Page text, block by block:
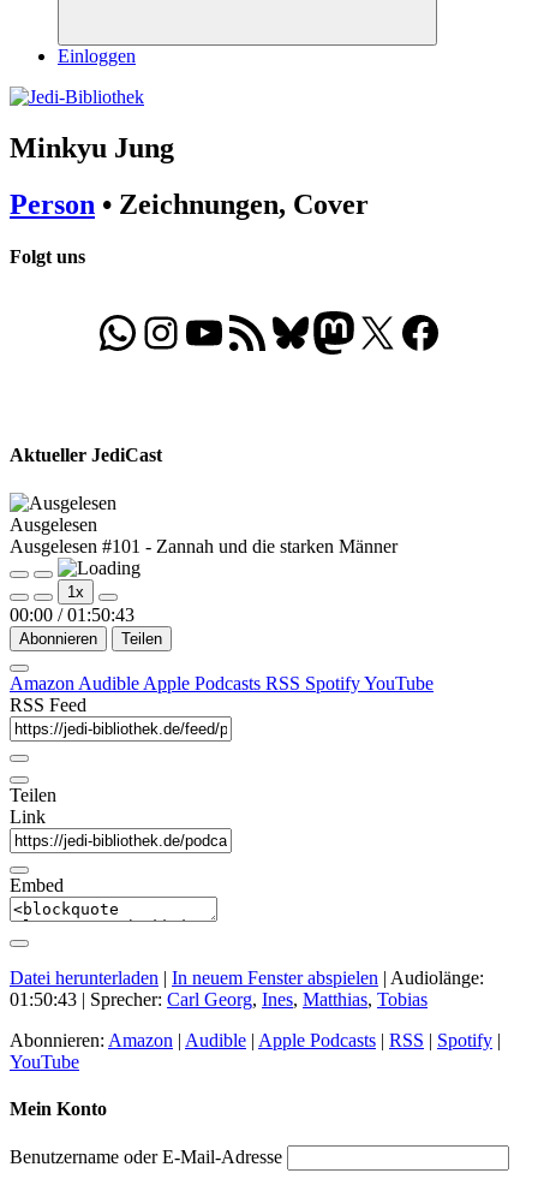
Suchen
Einloggen
Minkyu Jung
Person • Zeichnungen, Cover
Folgt uns
WhatsApp
Folgt uns auf Instagram
Besucht unseren YouTube-Kanal
RSS-FeedBluesky
Folgt uns auf Mastodon
X Folgt uns auf
Aktueller JediCast
Ausgelesen
Ausgelesen #101 - Zannah und die starken Männer
Play
Episode
Pause
Episode
1x
00:00 / 01:50:43
Abonnieren Teilen
Amazon Audible Apple Podcasts RSS SpotifyYouTube
RSS Feed
Teilen
Link
Embed
Datei herunterladen | In neuem Fenster abspielen | Audiolänge:
01:50:43 | Sprecher: Carl Georg, Ines, Matthias, Tobias
Abonnieren: Amazon | Audible | Apple Podcasts | RSS | Spotify |
YouTube
Mein Konto
Benutzername oder E-Mail-Adresse